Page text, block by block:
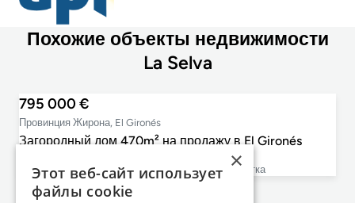
Похожие объекты недвижимости
La Selva
795 000 €
Провинция Жирона, El Gironés
Загородный дом 470m² на продажу в El Gironés
cпальниванные комнаты План этажа размер участка
23 789m²×
Этот веб-сайт использует
файлы cookie